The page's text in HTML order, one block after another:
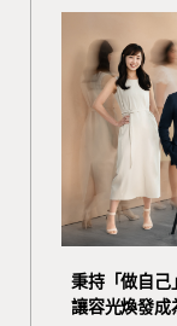
秉持「做自己
讓容光煥發成